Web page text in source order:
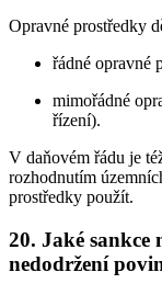
Opravné prostředky
řádné opravné
mimořádné
řízení).
V daňovém řádu je
rozhodnutím
prostředky použít.
20. Jaké
nedodržení